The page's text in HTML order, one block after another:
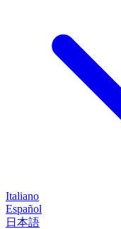
Italiano
Español
日本語